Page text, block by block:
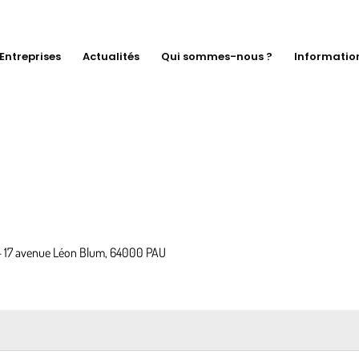
Entreprises Actualités Qui sommes-nous ?
17 avenue Léon Blum, 64000 PAU